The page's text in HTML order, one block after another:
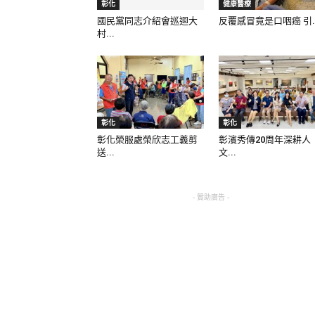
彰化
國民黨同志介紹會巡迴大
村...
健康醫療
反覆感冒竟是口咽癌 引
彰化
彰化榮服處榮欣志工義剪
送...
彰化
彰濱秀傳20周年深耕人
文...
- 贊助廣告 -